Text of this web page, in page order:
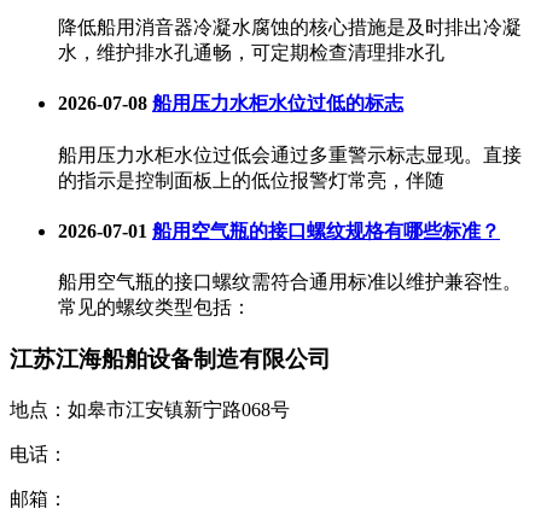
降低船用消音器冷凝水腐蚀的核心措施是及时排出冷凝
水，维护排水孔通畅，可定期检查清理排水孔
2026-07-08 船用压力水柜水位过低的标志
船用压力水柜水位过低会通过多重警示标志显现。直接
的指示是控制面板上的低位报警灯常亮，伴随
2026-07-01 船用空气瓶的接口螺纹规格有哪些标准？‌
‌船用空气瓶的接口螺纹需符合通用标准以维护兼容性。
常见的螺纹类型包括：
江苏江海船舶设备制造有限公司
地点：如皋市江安镇新宁路068号
电话：
邮箱：